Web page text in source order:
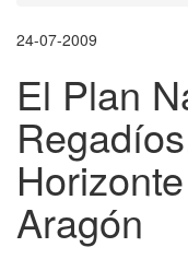
24-07-2009
El Plan
Aragón